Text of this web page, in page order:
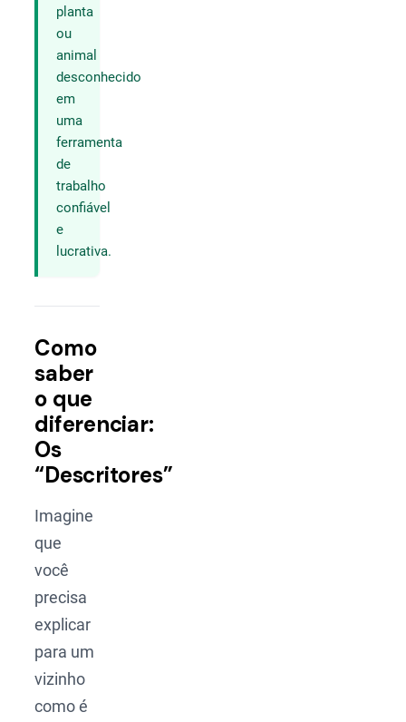
planta
ou
animal
desconhecido
em
uma
ferramenta
de
trabalho
confiável
e
lucrativa.
Como
saber
o que
diferenciar:
Os
“Descritores”
Imagine
que
você
precisa
explicar
para um
vizinho
como é